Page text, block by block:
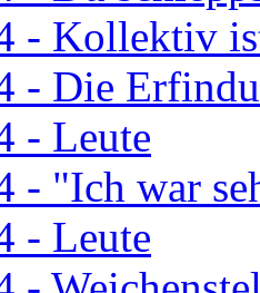
- Kollektiv
- Die
- Leute
- "Ich war
- Leute